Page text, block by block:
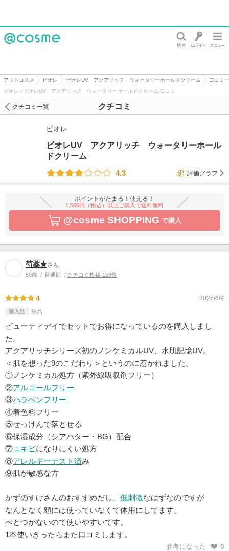
アットコスメ ビオレ ビオレUV アクアリッチ ウォータリーホールドクリーム
口コミ
ビオレ / ビオレUV アクアリッチ ウォータリーホールドクリーム 口コミ
クチコミ
クチコミ一覧
ビオレ
ビオレUV アクアリッチ ウォータリーホール
ドクリーム
4.3
評価グラフ
ポイントがたまる！使える！
1,500円（税込）以上ご購入で送料無料
@cosme SHOPPING で購入
芍薬★さん
50歳 普通肌 クチコミ投稿 159件
4 2025/6/9
購入品 現品
ビューティデイでセットでお得になっているのを購入しまし
た。
アクアリッチシリーズ初のノンケミカルUV、水肌記憶UV。
＜肌を想った9のこだわり＞というのに惹かれました。
①ノンケミカル処方（紫外線吸収剤フリー）
②アルコールフリー
③パラベンフリー
④着色料フリー
⑤せっけんで落とせる
⑥保湿成分（シアバター・BG）配合
⑦ニキビになりにくい処方
⑧アレルギーテスト済み
⑨肌が敏感な方
かずのすけさんのおすすめだし、 低刺激なはずなのですが
なんとなく顔には使っていなくて体用にしてます。
べとつかないので使いやすいです。
1本使いきったらまた口コミします。
参考になった 0